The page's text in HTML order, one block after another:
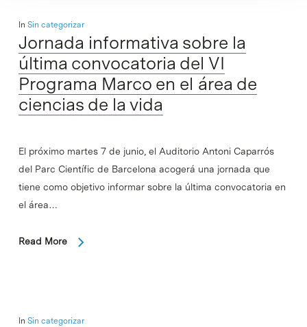
In Sin categorizar
Jornada informativa sobre la
última convocatoria del VI
Programa Marco en el área de
ciencias de la vida
El próximo martes 7 de junio, el Auditorio Antoni Caparrós
del Parc Científic de Barcelona acogerá una jornada que
tiene como objetivo informar sobre la última convocatoria en
el área…
Read More
In Sin categorizar